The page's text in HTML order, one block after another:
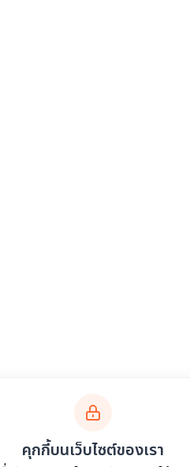
คุกกี้บนเว็บไซต์ของเรา